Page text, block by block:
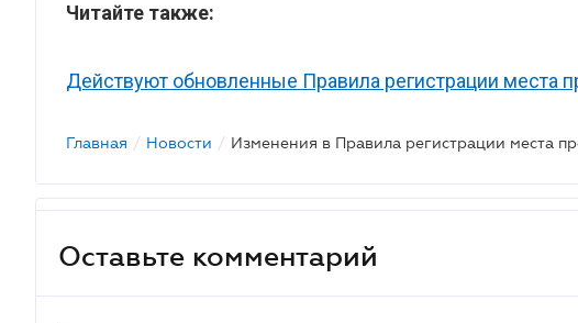
Читайте также:
Действуют обновленные Правила регистрации места
Главная / Новости /
Оставьте комментарий